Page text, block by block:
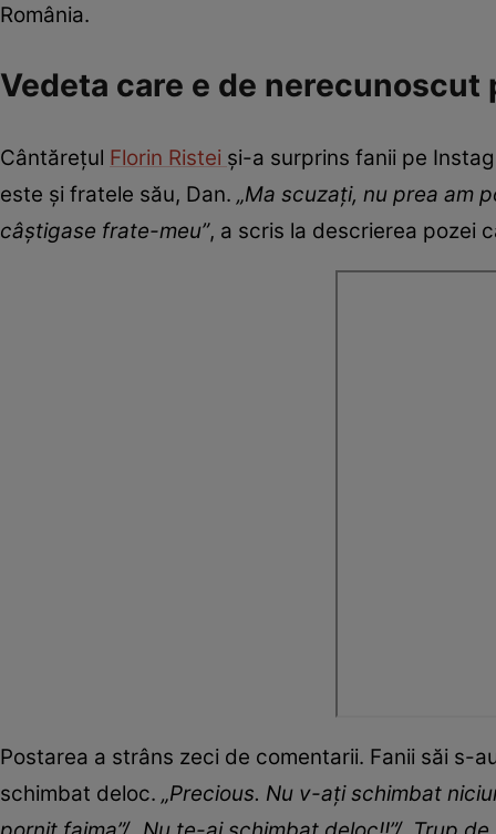
România.
Vedeta care e de nerecunoscut
Cântărețul Florin Ristei și-a surprins fanii pe
este și fratele său, Dan. „Ma scuzați, nu prea am
câștigase frate-meu”, a scris la descrierea pozei
Postarea a strâns zeci de comentarii. Fanii săi s-
schimbat deloc. „Precious. Nu v-ați schimbat